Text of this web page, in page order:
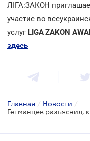
ЛІГА:ЗАКОН
участие во
услугLIGA ZAKON
здесь
Главная / Новости /